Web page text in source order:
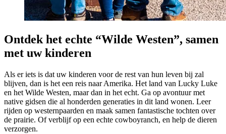
Ontdek het echte “Wilde Westen”, samen
met uw kinderen
Als er iets is dat uw kinderen voor de rest van hun leven bij zal
blijven, dan is het een reis naar Amerika. Het land van Lucky Luke
en het Wilde Westen, maar dan in het echt. Ga op avontuur met
native gidsen die al honderden generaties in dit land wonen. Leer
rijden op westernpaarden en maak samen fantastische tochten over
de prairie. Of verblijf op een echte cowboyranch, en help de dieren
verzorgen.